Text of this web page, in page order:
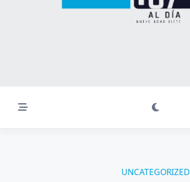
UNCATEGORIZED